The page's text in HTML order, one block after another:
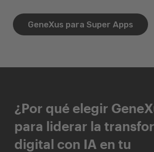
GeneXus para Super Apps
¿Por qué elegir
para liderar la
digital con IA en tu